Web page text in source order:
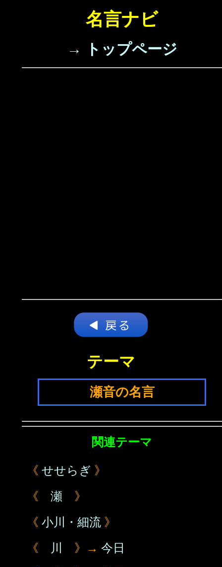
名言ナビ
→ トップページ
テーマ
瀬音の名言
関連テーマ
《 せせらぎ 》
《 瀬 》
《 小川・細流 》
《 川 》→ 今日